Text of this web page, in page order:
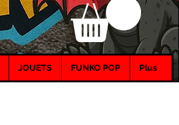
JOUETS FUNKO POP Plus